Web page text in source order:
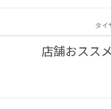
タイ
店舗おスス